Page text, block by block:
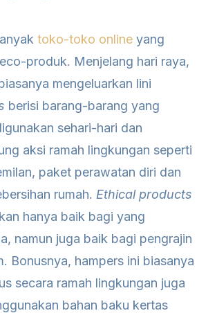
toko-toko online yang
produk. Menjelang hari raya,
mengeluarkan lini
berisi barang-barang yang
sehari-hari dan
aksi ramah lingkungan seperti
paket perawatan diri dan
rumah. Ethical products
hanya baik bagi yang
namun juga baik bagi pengrajin
Bonusnya, hampers ini biasanya
secara ramah lingkungan juga
bahan baku kertas